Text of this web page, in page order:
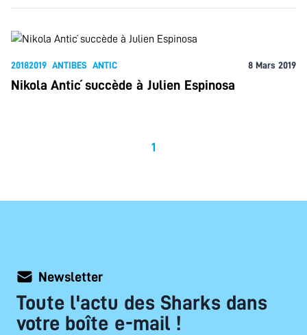
20182019 ANTIBES ANTIC 8 Mars 2019
Nikola Antić succède à Julien Espinosa
1
Newsletter
Toute l'actu des Sharks dans
votre boîte e-mail !